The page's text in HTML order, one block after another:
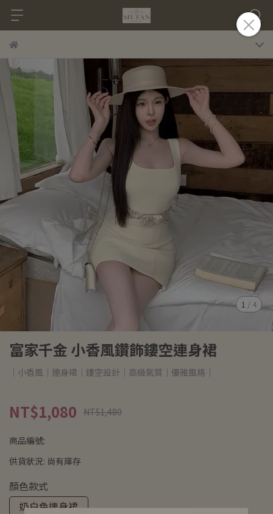
1 / 4
富家千金 小香風鑽飾鏤空連身裙
｜小香風｜連身裙｜鏤空設計｜高級氣質｜優雅風格｜
NT$1,080 NT$1,480
商品編號:
供貨狀況: 尚有庫存
顏色款式
奶白色連身裙